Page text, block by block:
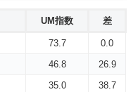
UM指数 差
73.7
0.0
46.8
26.9
35.0
38.7